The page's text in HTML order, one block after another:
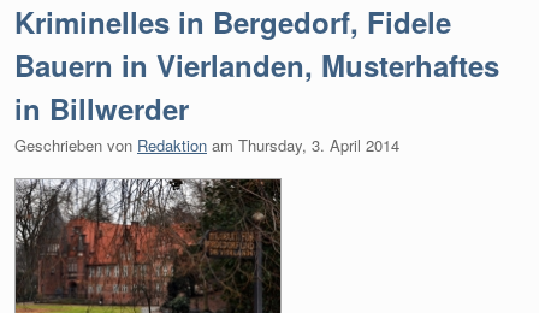
Kriminelles in Bergedorf, Fidele
Bauern in Vierlanden, Musterhaftes
in Billwerder
Geschrieben von Redaktion am Thursday, 3. April 2014